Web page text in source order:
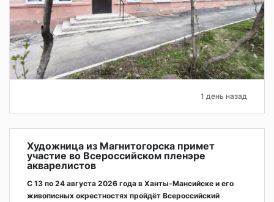
1 день назад
Художница из Магнитогорска примет
участие во Всероссийском пленэре
акварелистов
С 13 по 24 августа 2026 года в Ханты-Мансийске и его
живописных окрестностях пройдёт Всероссийский